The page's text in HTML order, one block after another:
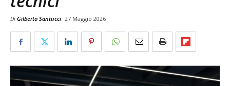
Di Gilberto Santucci 27 Maggio 2026